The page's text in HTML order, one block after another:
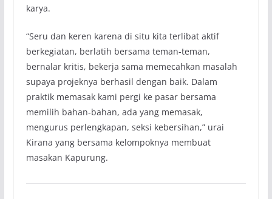
karya.
“Seru dan keren karena di situ kita terlibat aktif
berkegiatan, berlatih bersama teman-teman,
bernalar kritis, bekerja sama memecahkan masalah
supaya projeknya berhasil dengan baik. Dalam
praktik memasak kami pergi ke pasar bersama
memilih bahan-bahan, ada yang memasak,
mengurus perlengkapan, seksi kebersihan,” urai
Kirana yang bersama kelompoknya membuat
masakan Kapurung.